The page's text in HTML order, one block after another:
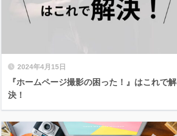
2024年4月15日
『ホームページ撮影の困った！』はこれで解
決！